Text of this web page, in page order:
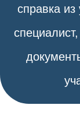
справка